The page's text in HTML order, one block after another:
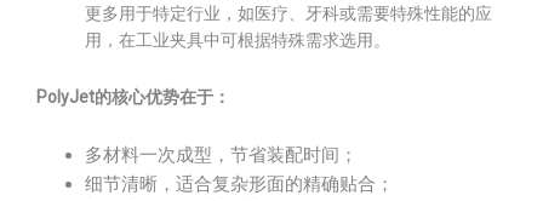
更多用于特定行业，如医疗、牙科或需要特殊性能的应
用，在工业夹具中可根据特殊需求选用。
PolyJet的核心优势在于：
多材料一次成型，节省装配时间；
细节清晰，适合复杂形面的精确贴合；